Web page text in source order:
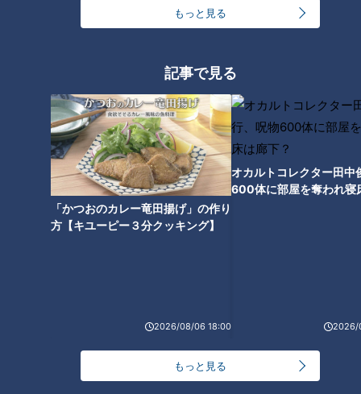
もっと見る
記事で見る
「かつおのカレー竜田揚げ」の作り
方【キユーピー３分クッキング】
2026/08/06 18:00
オカルトコレクター田中
600体に部屋を奪われ寝
2026/
もっと見る
かけに当時の大阪駅が置かれたとき、市街地から駅へ通じるメ
インルートに「櫻橋」が架かっており、「ステーション道」と
しかし明治42年（1909年）、大阪北部を襲った明治最大の火
害をもたらし、瓦礫の処分場所として「蜆川」が利用されまし